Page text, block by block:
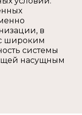
в
широким
системы
насущным